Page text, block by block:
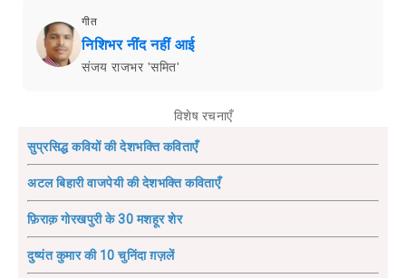
गीत
निशिभर नींद नहीं आई
संजय राजभर 'समित'
विशेष रचनाएँ
सुप्रसिद्ध कवियों की देशभक्ति कविताएँ
अटल बिहारी वाजपेयी की देशभक्ति कविताएँ
फ़िराक़ गोरखपुरी के 30 मशहूर शेर
दुष्यंत कुमार की 10 चुनिंदा ग़ज़लें